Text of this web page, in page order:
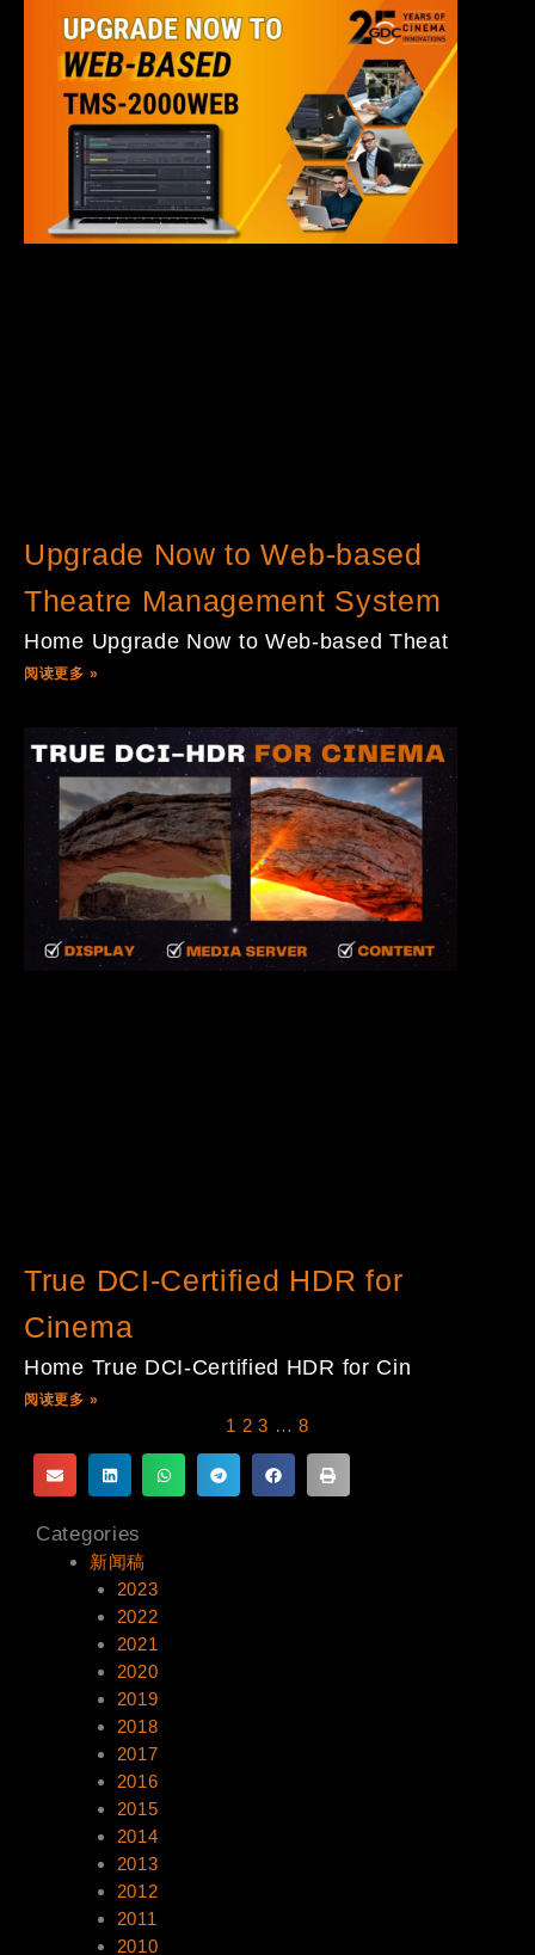
Upgrade Now to Web-based
Theatre Management System
Home Upgrade Now to Web-based Theat
阅读更多 »
True DCI-Certified HDR for
Cinema
Home True DCI-Certified HDR for Cin
阅读更多 »
1 2 3 … 8
Categories
新闻稿
2023
2022
2021
2020
2019
2018
2017
2016
2015
2014
2013
2012
2011
2010